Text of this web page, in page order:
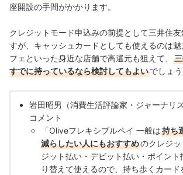
座開設の手間がかかります。
クレジットモード申込みの前提として三井住
すが、キャッシュカードとしても使えるのは
フェといった身近な店舗で高還元も狙えて、
すでに持っているなら検討してもよいでしょう
岩田昭男（消費生活評論家・ジャーナリ
コメント
「Oliveフレキシブルペイ 一般は持ち
減らしたい人にもおすすめのクレジ
ジット払い・デビット払い・ポイント
り替えて使えるので、持ち歩くカード